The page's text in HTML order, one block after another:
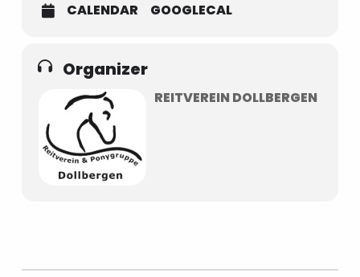
CALENDAR GOOGLECAL
Organizer
REITVEREIN DOLLBERGEN